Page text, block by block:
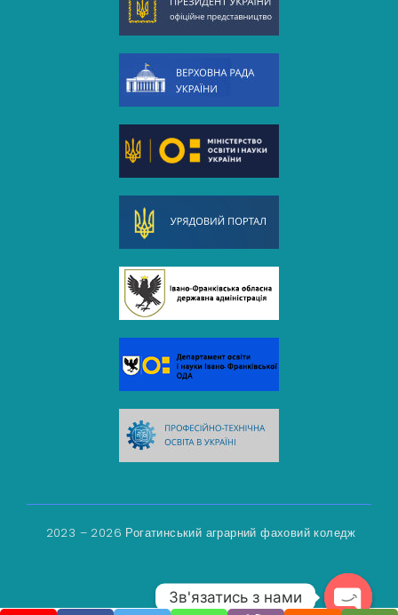
2023 – 2026 Рогатинський аграрний фаховий коледж
Зв'язатись з нами